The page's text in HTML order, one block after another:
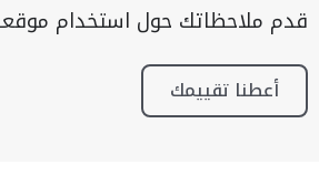
قدم ملاحظاتك حول استخدام
أعطنا تقييمك